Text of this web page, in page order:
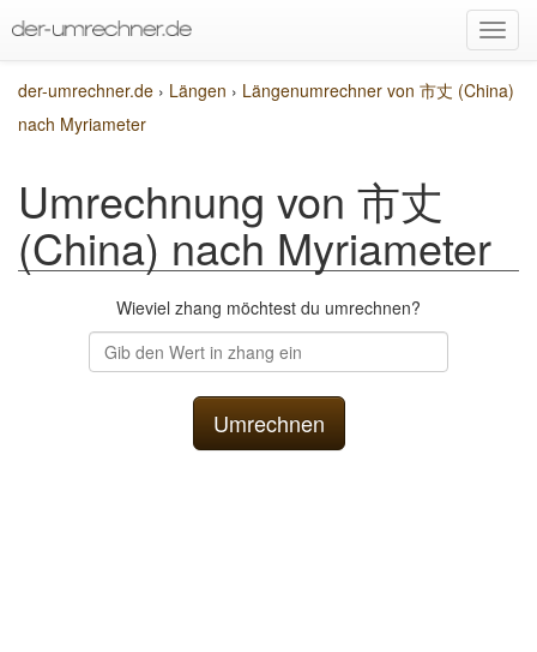
der-umrechner.de › Längen › Längenumrechner von 市丈 (China)
nach Myriameter
Umrechnung von 市丈
(China) nach Myriameter
Wieviel zhang möchtest du umrechnen?